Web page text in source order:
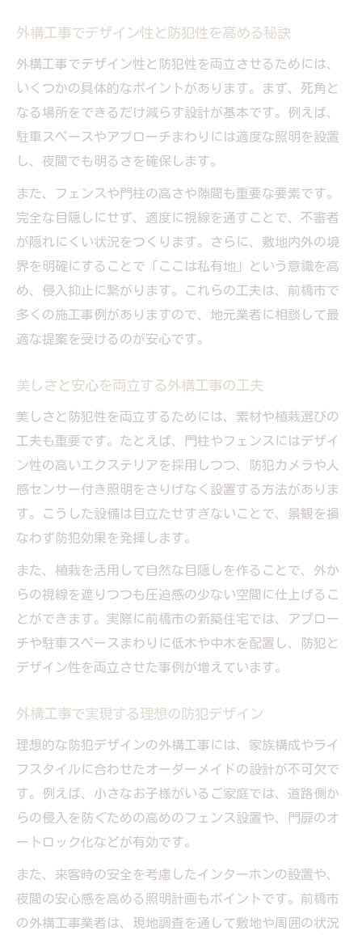
外構工事でデザイン性と防犯性を高める秘訣
外構工事でデザイン性と防犯性を両立させるためには、
いくつかの具体的なポイントがあります。まず、死角と
なる場所をできるだけ減らす設計が基本です。例えば、
駐車スペースやアプローチまわりには適度な照明を設置
し、夜間でも明るさを確保します。
また、フェンスや門柱の高さや隙間も重要な要素です。
完全な目隠しにせず、適度に視線を通すことで、不審者
が隠れにくい状況をつくります。さらに、敷地内外の境
界を明確にすることで「ここは私有地」という意識を高
め、侵入抑止に繋がります。これらの工夫は、前橋市で
多くの施工事例がありますので、地元業者に相談して最
適な提案を受けるのが安心です。
美しさと安心を両立する外構工事の工夫
美しさと防犯性を両立するためには、素材や植栽選びの
工夫も重要です。たとえば、門柱やフェンスにはデザイ
ン性の高いエクステリアを採用しつつ、防犯カメラや人
感センサー付き照明をさりげなく設置する方法がありま
す。こうした設備は目立たせすぎないことで、景観を損
なわず防犯効果を発揮します。
また、植栽を活用して自然な目隠しを作ることで、外か
らの視線を遮りつつも圧迫感の少ない空間に仕上げるこ
とができます。実際に前橋市の新築住宅では、アプロー
チや駐車スペースまわりに低木や中木を配置し、防犯と
デザイン性を両立させた事例が増えています。
外構工事で実現する理想の防犯デザイン
理想的な防犯デザインの外構工事には、家族構成やライ
フスタイルに合わせたオーダーメイドの設計が不可欠で
す。例えば、小さなお子様がいるご家庭では、道路側か
らの侵入を防ぐための高めのフェンス設置や、門扉のオ
ートロック化などが有効です。
また、来客時の安全を考慮したインターホンの設置や、
夜間の安心感を高める照明計画もポイントです。前橋市
の外構工事業者は、現地調査を通して敷地や周囲の状況